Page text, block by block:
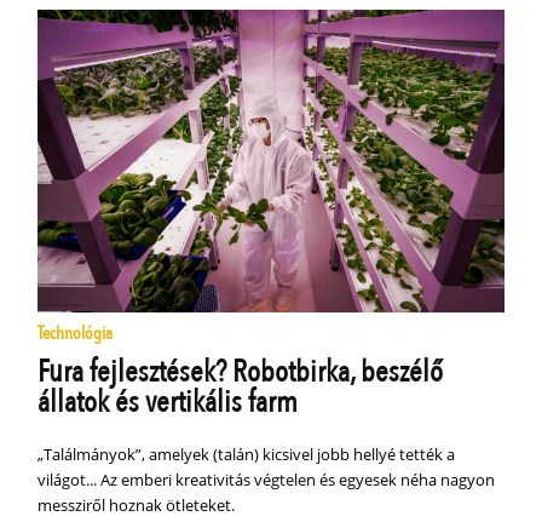
Technológia
Fura fejlesztések? Robotbirka, beszélő
állatok és vertikális farm
„Találmányok”, amelyek (talán) kicsivel jobb hellyé tették a
világot... Az emberi kreativitás végtelen és egyesek néha nagyon
messziről hoznak ötleteket.